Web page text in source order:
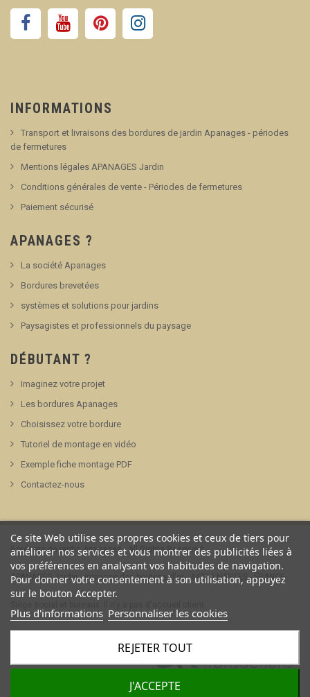
INFORMATIONS
Transport et livraisons des bordures de jardin Apanages - périodes
de fermetures
Mentions légales APANAGES Jardin
Conditions générales de vente - Périodes de fermetures
Paiement sécurisé
APANAGES ?
La société Apanages
Bordures brevetées
systèmes et solutions pour jardins
Paysagistes et professionnels du paysage
DÉBUTANT ?
Imaginez votre projet
Les bordures Apanages
Choisissez votre bordure
Tutoriel de montage en vidéo
Exemple fiche montage PDF
Contactez-nous
Bordures de jardin Apanages - All Rights Reserved.
APANAGES Jardin - Impasse des boutons d'or - 44300 NANTES - FRANCE
Ce site Web utilise ses propres cookies et ceux de tiers pour
améliorer nos services et vous montrer des publicités liées à
vos préférences en analysant vos habitudes de navigation.
Pour donner votre consentement à son utilisation, appuyez
sur le bouton Accepter.
Plus d'informations Personnaliser les cookies
REJETER TOUT
J'ACCEPTE